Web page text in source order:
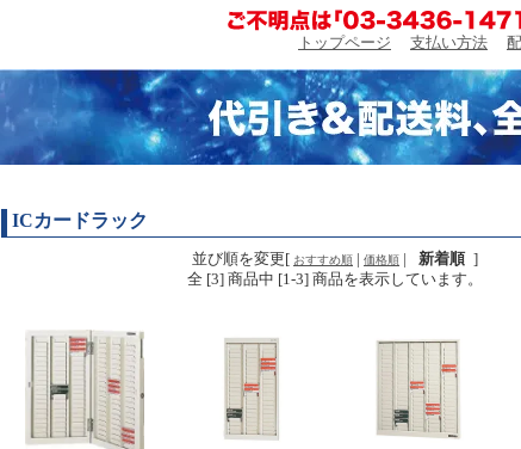
トップページ 支払い方法
ICカードラック
並び順を変更 [ おすすめ順 価格順 新着順 ]
全 [3] 商品中 [1-3] 商品を表示しています。